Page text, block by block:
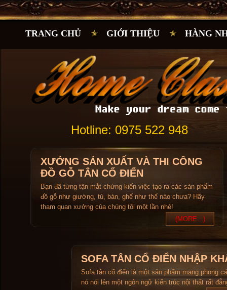
TRANG CHỦ GIỚI THIỆU HÀNG
Hotline: 0975 522 948
XƯỞNG SẢN XUẤT VÀ THI CÔNG
ĐỒ GỖ TÂN CỔ ĐIỂN
Bạn đã từng tận mắt chứng kiến việc tạo ra các sản phẩm
đồ gỗ như giường, tủ, bàn, ghế như thế nào chưa? Hãy
tham quan xưởng của chúng tôi một lần nhé!
(MORE...)
SOFA TÂN CỔ ĐIỂN NHẬP
Sofa tân cổ điển là một sản phẩm mang phong
nó nói lên một ngôn ngữ kiến trúc nội thất rất